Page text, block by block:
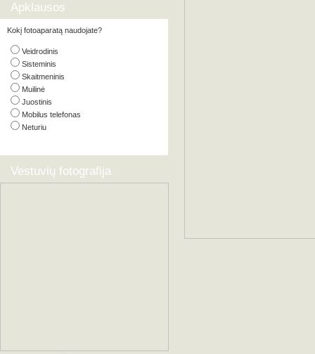
Apklausos
Kokį fotoaparatą naudojate?
Veidrodinis
Sisteminis
Skaitmeninis
Muilinė
Juostinis
Mobilus telefonas
Neturiu
Vestuvių fotografija